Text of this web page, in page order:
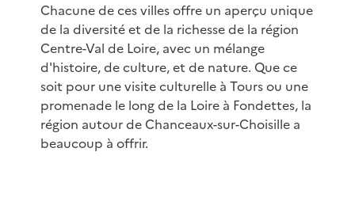
Chacune de ces villes offre un aperçu unique
de la diversité et de la richesse de la région
Centre-Val de Loire, avec un mélange
d'histoire, de culture, et de nature. Que ce
soit pour une visite culturelle à Tours ou une
promenade le long de la Loire à Fondettes, la
région autour de Chanceaux-sur-Choisille a
beaucoup à offrir.